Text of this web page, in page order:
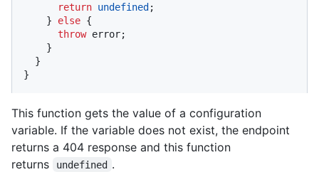
return undefined ;
    }
else {
throw error;
}
This function gets the value of a configuration
variable. If the variable does not exist, the endpoint
returns a 404 response and this function
returns
undefined .